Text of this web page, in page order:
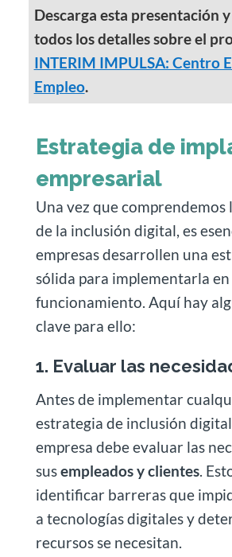
Descarga esta presentación
todos los detalles sobre el
INTERIM IMPULSA: Centro
Empleo.
Estrategia de
empresarial
Una vez que comprendemos
de la inclusión digital, es
empresas desarrollen una
sólida para implementarla en
funcionamiento. Aquí hay
clave para ello:
1. Evaluar las
Antes de implementar
estrategia de inclusión
empresa debe evaluar las
susempleados y clientes.
identificar barreras que
a tecnologías digitales y
recursos se necesitan.